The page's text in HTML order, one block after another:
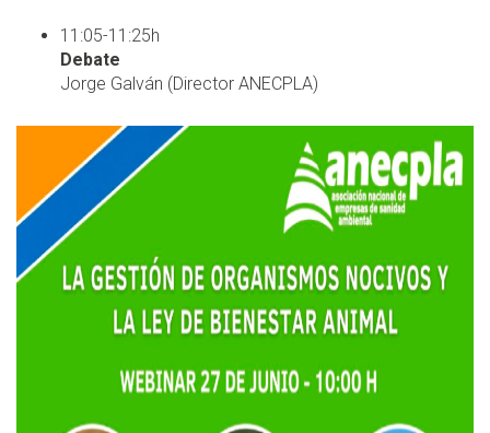
11:05-11:25h
Debate
Jorge Galván (Director ANECPLA)